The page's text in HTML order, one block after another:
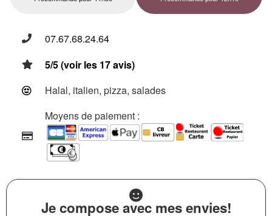
07.67.68.24.64
5/5 (voir les 17 avis)
Halal, italien, pizza, salades
Moyens de paiement :
Je compose avec mes envies!